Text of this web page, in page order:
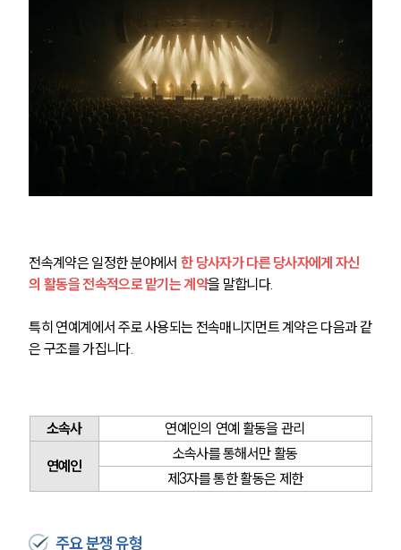
전속계약은 일정한 분야에서 한 당사자가 다른 당사자에게 자신
의 활동을 전속적으로 맡기는 계약을 말합니다.
특히 연예계에서 주로 사용되는 전속매니지먼트 계약은 다음과 같
은 구조를 가집니다.
소속사 연예인의 연예 활동을 관리
연예인
소속사를 통해서만 활동
제3자를 통한 활동은 제한
주요 분쟁 유형